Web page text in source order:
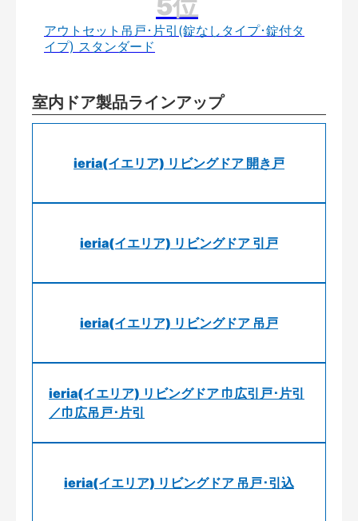
アウトセット吊戸･片引(錠なしタイプ･錠付タ
イプ) スタンダード
室内ドア製品ラインアップ
ieria(イエリア) リビングドア 開き戸
ieria(イエリア) リビングドア 引戸
ieria(イエリア) リビングドア 吊戸
ieria(イエリア) リビングドア 巾広引戸･片引
／巾広吊戸･片引
ieria(イエリア) リビングドア 吊戸･引込